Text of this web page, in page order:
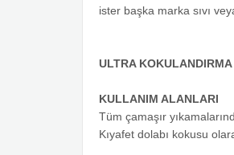
ister başka marka sıvı
ULTRA KOKULANDIRMA
KULLANIM ALANLARI
Tüm çamaşır
Kıyafet dolabı kokusu